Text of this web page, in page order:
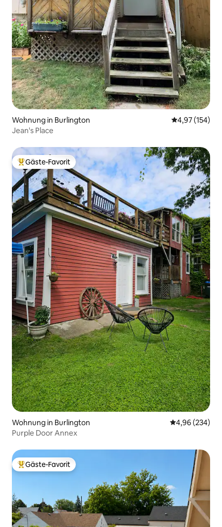
Wohnung in Burlington
4,97 (154)
Jean's Place
Beliebter Gäste-Favorit.
Gäste-Favorit
Wohnung in Burlington
4,96 (234)
Purple Door Annex
Beliebter Gäste-Favorit.
Gäste-Favorit